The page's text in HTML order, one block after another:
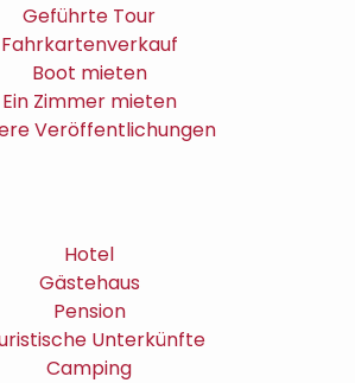
Geführte Tour
Fahrkartenverkauf
Boot mieten
Ein Zimmer mieten
Veröffentlichungen
Hotel
Gästehaus
Pension
Unterkünfte
Camping